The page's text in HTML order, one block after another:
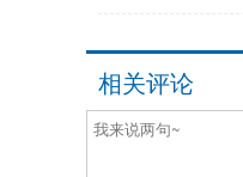
相关评论